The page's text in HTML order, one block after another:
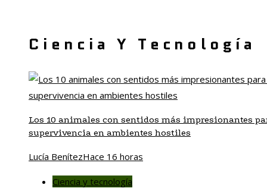
Ciencia Y Tecnología
Los 10 animales con sentidos más impresionantes
supervivencia en ambientes hostiles
Lucía BenítezHace 16 horas
Ciencia y tecnología